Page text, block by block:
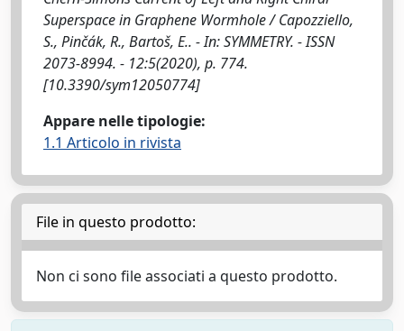
Superspace in Graphene Wormhole / Capozziello,
S., Pinčák, R., Bartoš, E.. - In: SYMMETRY. - ISSN
2073-8994. - 12:5(2020), p. 774.
[10.3390/sym12050774]
Appare nelle tipologie:
1.1 Articolo in rivista
File in questo prodotto:
Non ci sono file associati a questo prodotto.